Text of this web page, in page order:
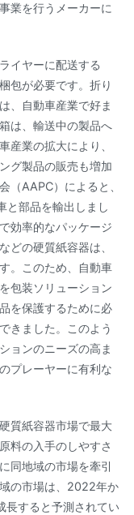
業を行うメーカーに
イヤーに配送する
包が必要です。折り
、自動車産業で好ま
は、輸送中の製品へ
産業の拡大により、
グ製品の販売も増加
（AAPC）によると、
と部品を輸出しまし
効率的なパッケージ
どの硬質紙容器は、
。このため、自動車
包装ソリューション
を保護するために必
きました。このよう
ョンのニーズの高ま
プレーヤーに有利な
質紙容器市場で最大
料の入手のしやすさ
同地域の市場を牽引
の市場は、2022年か
長すると予測されてい